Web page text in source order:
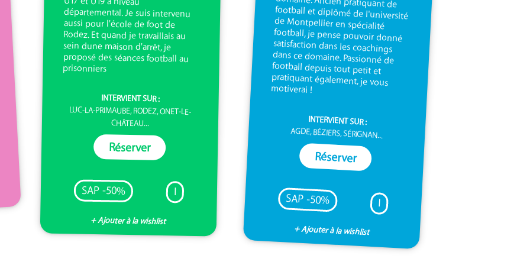
prisonniers
INTERVIENT SUR :
LUC-LA-PRIMAUBE, RODEZ, ONET-LE-
CHÂTEAU...
Réserver
SAP -50% I
+ Ajouter à la wishlist
motiverai !
INTERVIENT SUR :
AGDE, BÉZIERS, SÉRIGNAN...
Réserver
SAP -50% I
+ Ajouter à la wishlist